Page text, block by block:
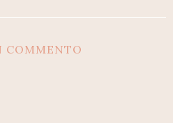
COMMENTO